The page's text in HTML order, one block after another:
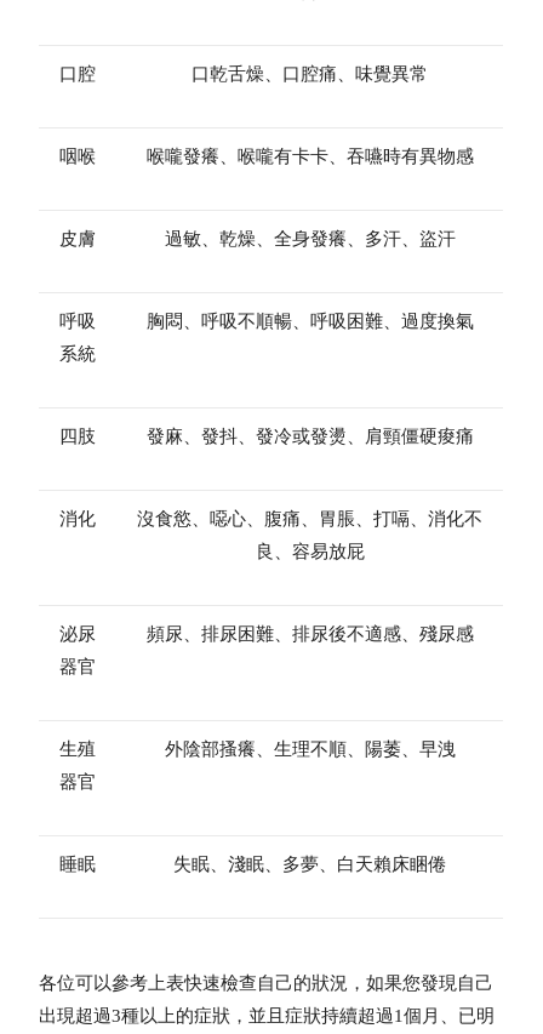
口腔 口乾舌燥、口腔痛、味覺異常
咽喉 喉嚨發癢、喉嚨有卡卡、吞嚥時有異物感
皮膚 過敏、乾燥、全身發癢、多汗、盜汗
呼吸
系統
胸悶、呼吸不順暢、呼吸困難、過度換氣
四肢 發麻、發抖、發冷或發燙、肩頸僵硬痠痛
消化
沒食慾、噁心、腹痛、胃脹、打嗝、消化不
良、容易放屁
泌尿
器官
頻尿、排尿困難、排尿後不適感、殘尿感
生殖
器官
外陰部搔癢、生理不順、陽萎、早洩
睡眠 失眠、淺眠、多夢、白天賴床睏倦
各位可以參考上表快速檢查自己的狀況，如果您發現自己
出現超過3種以上的症狀，並且症狀持續超過1個月、已明